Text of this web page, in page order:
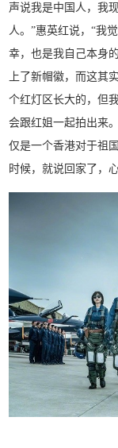
声说我是中国人，我
人。”惠英红说，“我
幸，也是我自己本身
上了新帽徽，而这其
个红灯区长大的，但
会跟红姐一起拍出来
仅是一个香港对于祖
时候，就说回家了，